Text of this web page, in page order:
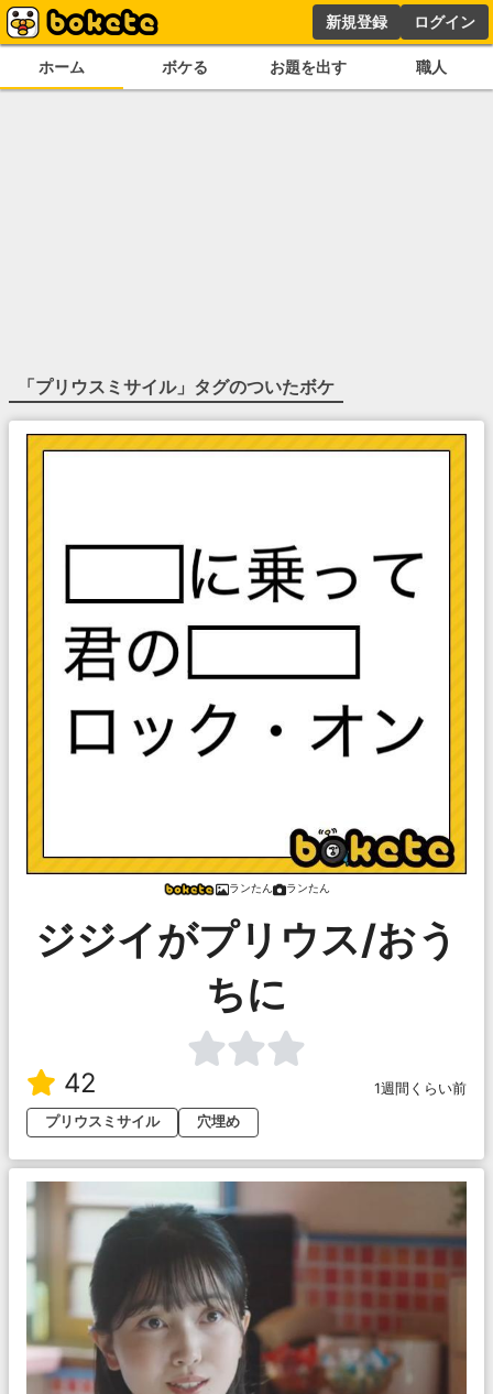
新規登録 ログイン
ホーム ボケる お題を出す 職人
「プリウスミサイル」タグのついたボケ
ランたん ランたん
ジジイがプリウス/おう
ちに
42
1週間くらい前
プリウスミサイル
穴埋め